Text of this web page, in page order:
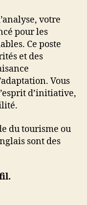
votre
pour les
Ce poste
et des
Vous
d’initiative,
du tourisme ou
sont des